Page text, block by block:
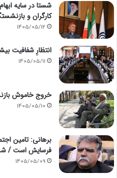
شستا در سایه
کارگران و
1405/05/12
انتظارِ شفافیت
1405/05/11
خروج خاموش
1405/05/10
برهانی: تامین
فرسایش است /
1405/05/09